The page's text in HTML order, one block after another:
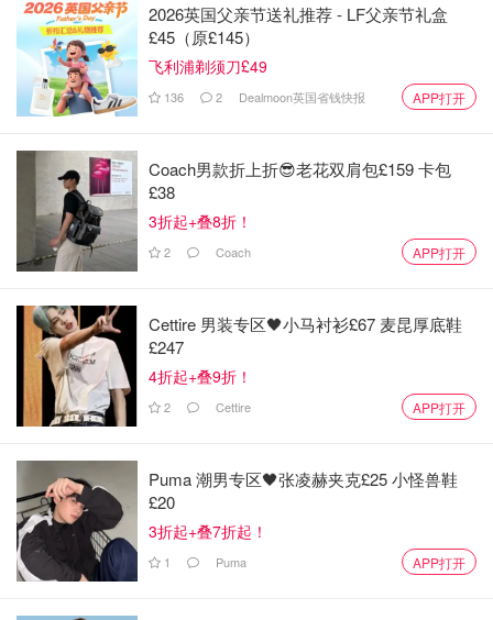
2026英国父亲节送礼推荐 - LF父亲节礼盒
£45（原£145）
飞利浦剃须刀£49
136 2 Dealmoon英国省钱快报 APP打开
Coach男款折上折😎老花双肩包£159 卡包
£38
3折起+叠8折！
2 Coach APP打开
Cettire 男装专区🖤小马衬衫£67 麦昆厚底鞋
£247
4折起+叠9折！
2 Cettire APP打开
Puma 潮男专区🖤张凌赫夹克£25 小怪兽鞋
£20
3折起+叠7折起！
1 Puma APP打开